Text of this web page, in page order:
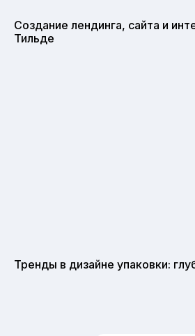
Создание лендинга, сайта и
Тильде
Тренды в дизайне упаковки: